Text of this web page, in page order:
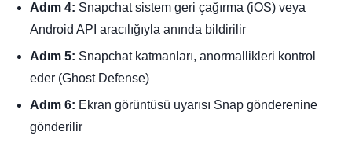
Adım 4: Snapchat sistem geri çağırma (iOS) veya
Android API aracılığıyla anında bildirilir
Adım 5: Snapchat katmanları, anormallikleri kontrol
eder (Ghost Defense)
Adım 6: Ekran görüntüsü uyarısı Snap gönderenine
gönderilir